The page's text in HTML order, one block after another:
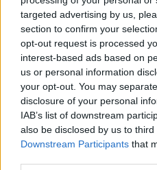
targeted advertising by us,
section to confirm your
opt-out request is processed
interest-based ads based on
us or personal information
your opt-out. You may
disclosure of your personal
IAB’s list of downstream
also be disclosed by us to
Downstream Participants that
1 Empanadas -
2
Prăjitură cu
rețetă
3 Rondele de